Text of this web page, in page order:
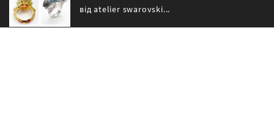
від atelier swarovski...